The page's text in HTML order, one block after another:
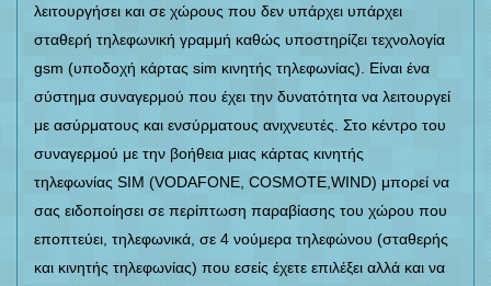
λειτουργήσει και σε χώρους που δεν υπάρχει υπάρχει
σταθερή τηλεφωνική γραμμή καθώς υποστηρίζει τεχνολογία
gsm (υποδοχή κάρτας sim κινητής τηλεφωνίας). Είναι ένα
σύστημα συναγερμού που έχει την δυνατότητα να λειτουργεί
με ασύρματους και ενσύρματους ανιχνευτές. Στο κέντρο του
συναγερμού με την βοήθεια μιας κάρτας κινητής
τηλεφωνίας SIM (VODAFONE, COSMOTE,WIND) μπορεί να
σας ειδοποίησει σε περίπτωση παραβίασης του χώρου που
εποπτεύει, τηλεφωνικά, σε 4 νούμερα τηλεφώνου (σταθερής
και κινητής τηλεφωνίας) που εσείς έχετε επιλέξει αλλά και να